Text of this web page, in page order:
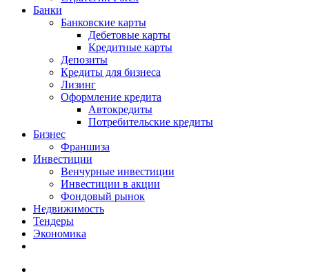
Банки
Банковские карты
Дебетовые карты
Кредитные карты
Депозиты
Кредиты для бизнеса
Лизинг
Оформление кредита
Автокредиты
Потребительские кредиты
Бизнес
Франшиза
Инвестиции
Венчурные инвестиции
Инвестиции в акции
Фондовый рынок
Недвижимость
Тендеры
Экономика